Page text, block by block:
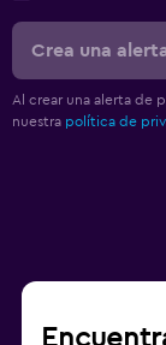
Crea una
Al crear una alerta de
nuestra política de